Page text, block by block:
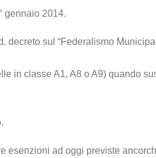
gennaio 2014.
sul “Federalismo
in classe A1, A8 o A9) quando
ad oggi previste